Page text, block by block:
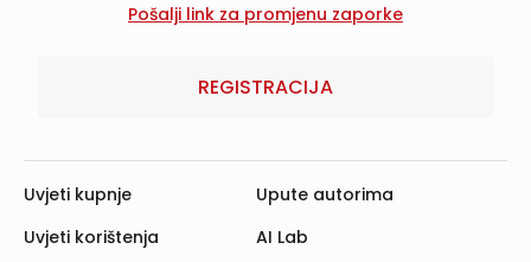
REGISTRACIJA
Uvjeti kupnje
Uvjeti korištenja
Upute autorima
AI Lab